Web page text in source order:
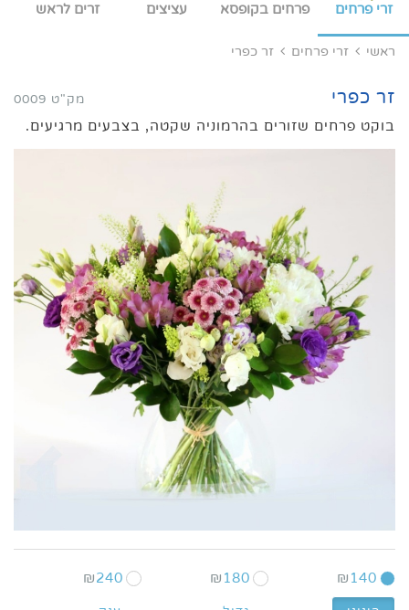
זרי פרחים פרחים בקופסא עציצים זרים לראש
ראשי זרי פרחים זר כפרי
זר כפרי מק"ט 0009
בוקט פרחים שזורים בהרמוניה שקטה, בצבעים מרגיעים.
₪ 140
₪ 180
₪240